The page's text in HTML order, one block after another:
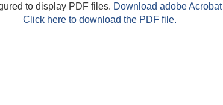
to display PDF files. Download adobe Acrobat
Click here to download the PDF file.